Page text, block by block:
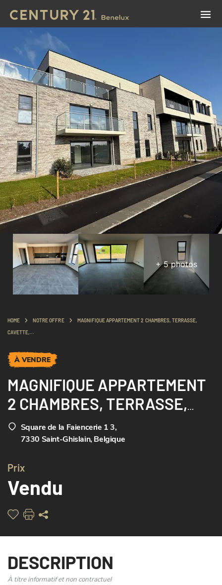
+5photos
HOME NOTRE OFFRE
MAGNIFIQUE APPARTEMENT 2 CHAMBRES, TERRASSE,
CAVETTE,...
À VENDRE
MAGNIFIQUE APPARTEMENT
2 CHAMBRES, TERRASSE,
CAVETTE,...
Square de la Faiencerie 1 3,
7330 Saint-Ghislain, Belgique
Prix
Vendu
DESCRIPTION
À titre informatif et non contractuel